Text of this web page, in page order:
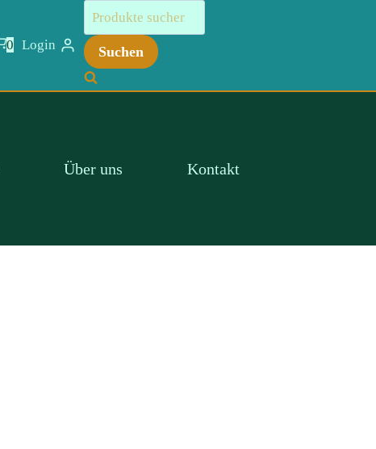
0 Login
Suchen
nach:
Suchen
Über uns Kontakt